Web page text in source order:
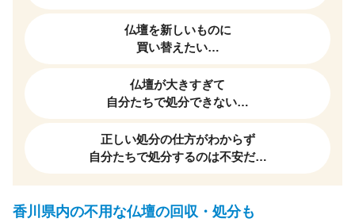
仏壇を新しいものに
買い替えたい…
仏壇が大きすぎて
自分たちで処分できない…
正しい処分の仕方がわからず
自分たちで処分するのは不安だ…
香川県内の不用な仏壇の回収・処分も